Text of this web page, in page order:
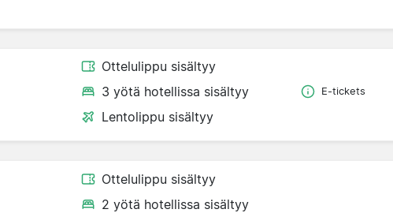
Ottelulippu sisältyy
3 yötä hotellissa sisältyy
Lentolippu sisältyy
E-tickets
Ottelulippu sisältyy
2 yötä hotellissa sisältyy